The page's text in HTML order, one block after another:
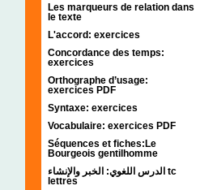
Les marqueurs de relation dans
le texte
L'accord: exercices
Concordance des temps:
exercices
Orthographe d’usage:
exercices PDF
Syntaxe: exercices
Vocabulaire: exercices PDF
Séquences et fiches:Le
Bourgeois gentilhomme
الدرس اللغوي: الخبر والإنشاء tc
lettres